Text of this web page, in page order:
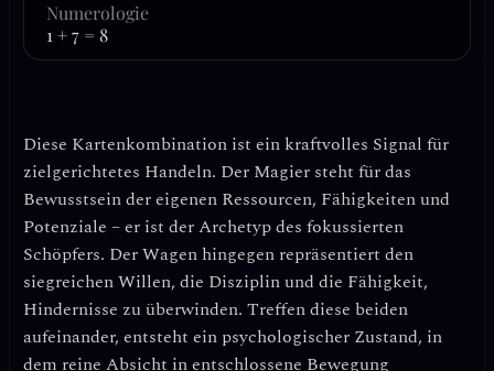
Numerologie
1 + 7 = 8
Diese Kartenkombination ist ein kraftvolles Signal für
zielgerichtetes Handeln. Der Magier steht für das
Bewusstsein der eigenen Ressourcen, Fähigkeiten und
Potenziale – er ist der Archetyp des fokussierten
Schöpfers. Der Wagen hingegen repräsentiert den
siegreichen Willen, die Disziplin und die Fähigkeit,
Hindernisse zu überwinden. Treffen diese beiden
aufeinander, entsteht ein psychologischer Zustand, in
dem reine Absicht in entschlossene Bewegung